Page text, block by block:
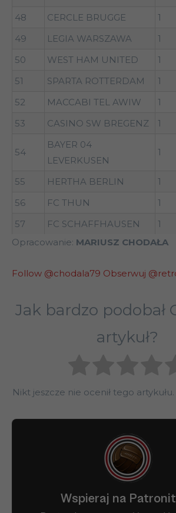
48
CERCLE BRUGGE 1
49
LEGIA WARSZAWA 1
50
WEST HAM UNITED 1
51
SPARTA ROTTERDAM 1
52
MACCABI TEL AWIW 1
53
CASINO SW BREGENZ 1
54
BAYER 04
LEVERKUSEN
1
55 HERTHA BERLIN 1
56
FC THUN 1
57
FC SCHAFFHAUSEN 1
Opracowanie: MARIUSZ CHODAŁA
Follow @chodala79 Obserwuj
Jak bardzo podobał
artykuł?
Nikt jeszcze nie ocenił tego